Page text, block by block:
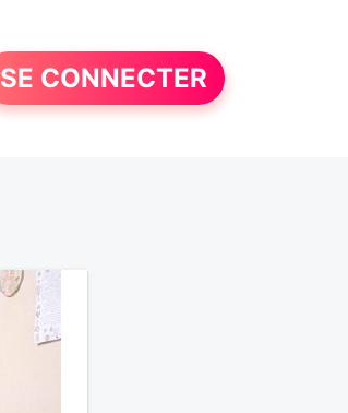
SE CONNECTER